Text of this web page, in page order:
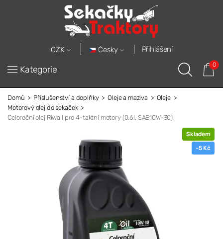
CZK Česky Přihlášení
Kategorie 0
Domů Příslušenství a doplňky Oleje a maziva
Oleje
Motorový olej do sekaček
Celoroční olej Riwall pro 4-taktní motory (0.6l, SAE10W-30)
Skladem
-5 Kč